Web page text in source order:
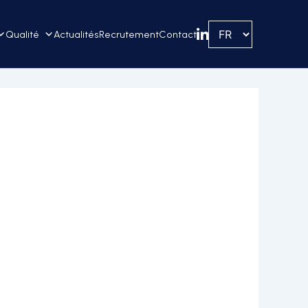
Qualité ActualitésRecrutementContact
Linkedin